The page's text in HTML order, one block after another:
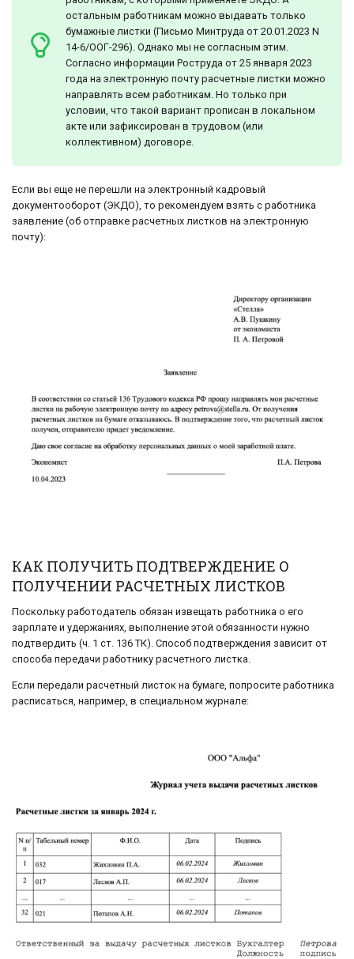
остальным работникам можно выдавать только
бумажные листки (Письмо Минтруда от 20.01.2023 N
14-6/ООГ-296). Однако мы не согласным этим.
Согласно информации Роструда от 25 января 2023
года на электронную почту расчетные листки можно
направлять всем работникам. Но только при
условии, что такой вариант прописан в локальном
акте или зафиксирован в трудовом (или
коллективном) договоре.
Если вы еще не перешли на электронный кадровый
документооборот (ЭКДО), то рекомендуем взять с работника
заявление (об отправке расчетных листков на электронную
почту):
КАК ПОЛУЧИТЬ ПОДТВЕРЖДЕНИЕ О
ПОЛУЧЕНИИ РАСЧЕТНЫХ ЛИСТКОВ
Поскольку работодатель обязан извещать работника о его
зарплате и удержаниях, выполнение этой обязанности нужно
подтвердить (ч. 1 ст. 136 ТК). Способ подтверждения зависит от
способа передачи работнику расчетного листка.
Если передали расчетный листок на бумаге, попросите работника
расписаться, например, в специальном журнале: